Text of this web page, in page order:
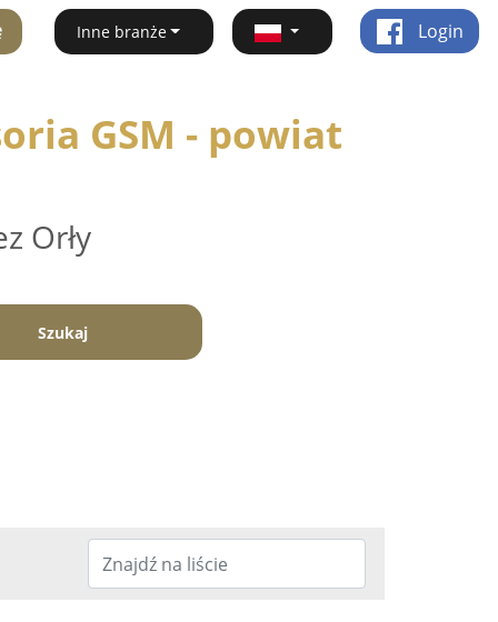
Inne branże Login
GSM - powiat
Orły
Szukaj